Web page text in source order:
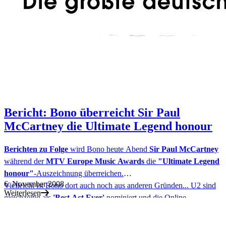
Bericht: Bono überreicht Sir Paul
McCartney die Ultimate Legend honour
Berichten zu Folge wird Bono heute Abend Sir Paul McCartney
während derMTV Europe Music Awards die "Ultimate Legend
honour"-Auszeichnung überreichen.
Vielleicht ist Bono dort auch noch aus anderen Gründen... U2 sind
gleichzeitig als 'Best Act Ever' nominiert und die Online-
6. November 2008
Weiterlesen